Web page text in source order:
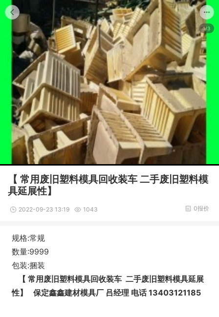
1/3
【 常用废旧塑料模具回收装车 二手废旧塑料模
具延展性】
2022-09-23 13:19 1043 0报价
规格:常规
数量:9999
包装:捆装
【 常用废旧塑料模具回收装车 二手废旧塑料模具延展
性】
保定鑫鑫建材模具厂 吕经理 电话 13403121185